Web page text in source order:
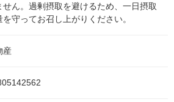
せん。過剰摂取を避けるため、一日摂取
を守ってお召し上がりください。
産